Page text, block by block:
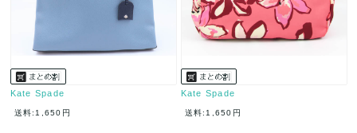
Kate Spade
送料:1,650円
Kate Spade
送料:1,650円